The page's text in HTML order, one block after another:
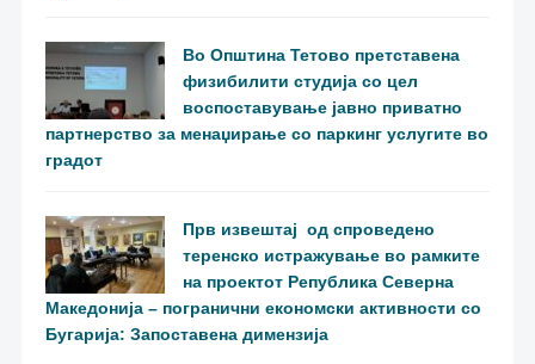
Во Општина Тетово претставена
физибилити студија со цел
воспоставување јавно приватно
партнерство за менаџирање со паркинг услугите во
градот
Прв извештај од спроведено
теренско истражување во рамките
на проектот Република Северна
Македонија – погранични економски активности со
Бугарија: Запоставена димензија